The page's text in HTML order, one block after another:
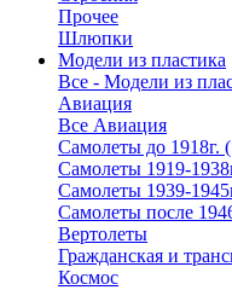
Прочее
Шлюпки
Модели из пластика
Все - Модели из
Авиация
Все Авиация
Самолеты до
Самолеты 1919-
Самолеты 1939-
Самолеты после
Вертолеты
Гражданская и
Космос